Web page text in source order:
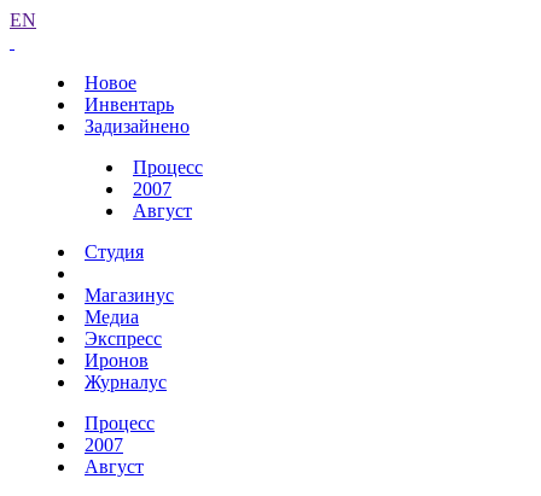
EN
Новое
Инвентарь
Задизайнено
Процесс
2007
Август
Студия
Магазинус
Медиа
Экспресс
Иронов
Журналус
Процесс
2007
Август